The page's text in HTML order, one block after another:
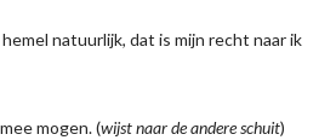
hemel natuurlijk, dat is mijn recht naar ik
mogen. (wijst naar de andere schuit)